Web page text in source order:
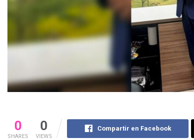
0
SHARES
0
VIEWS
Compartir en Facebook